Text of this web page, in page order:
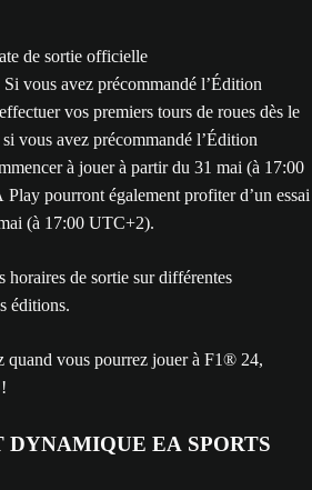
de sortie officielle
vous avez précommandé l’Édition
vos premiers tours de roues dès le
vous avez précommandé l’Édition
à jouer à partir du 31 mai (à 17:00
pourront également profiter d’un essai
(à 17:00 UTC+2).
quand vous pourrez jouer à F1® 24,
DYNAMIQUE EA SPORTS